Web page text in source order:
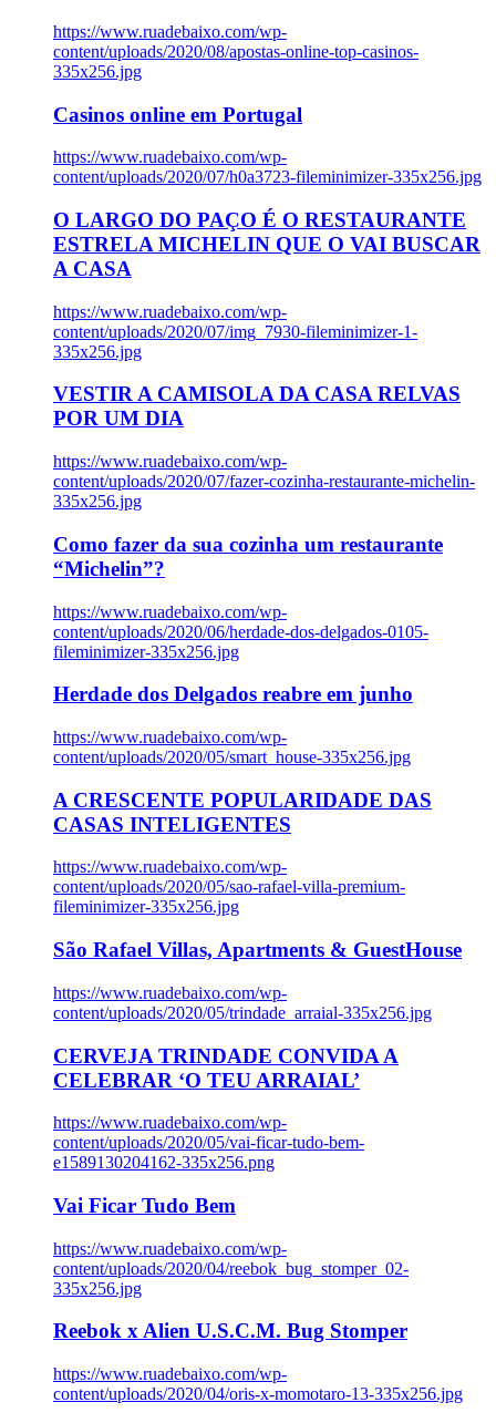
https://www.ruadebaixo.com/wp-
content/uploads/2020/08/apostas-online-top-casinos-
335x256.jpg
Casinos online em Portugal
https://www.ruadebaixo.com/wp-
content/uploads/2020/07/h0a3723-fileminimizer-335x256.jpg
O LARGO DO PAÇO É O RESTAURANTE
ESTRELA MICHELIN QUE O VAI BUSCAR
A CASA
https://www.ruadebaixo.com/wp-
content/uploads/2020/07/img_7930-fileminimizer-1-
335x256.jpg
VESTIR A CAMISOLA DA CASA RELVAS
POR UM DIA
https://www.ruadebaixo.com/wp-
content/uploads/2020/07/fazer-cozinha-restaurante-michelin-
335x256.jpg
Como fazer da sua cozinha um restaurante
“Michelin”?
https://www.ruadebaixo.com/wp-
content/uploads/2020/06/herdade-dos-delgados-0105-
fileminimizer-335x256.jpg
Herdade dos Delgados reabre em junho
https://www.ruadebaixo.com/wp-
content/uploads/2020/05/smart_house-335x256.jpg
A CRESCENTE POPULARIDADE DAS
CASAS INTELIGENTES
https://www.ruadebaixo.com/wp-
content/uploads/2020/05/sao-rafael-villa-premium-
fileminimizer-335x256.jpg
São Rafael Villas, Apartments & GuestHouse
https://www.ruadebaixo.com/wp-
content/uploads/2020/05/trindade_arraial-335x256.jpg
CERVEJA TRINDADE CONVIDA A
CELEBRAR ‘O TEU ARRAIAL’
https://www.ruadebaixo.com/wp-
content/uploads/2020/05/vai-ficar-tudo-bem-
e1589130204162-335x256.png
Vai Ficar Tudo Bem
https://www.ruadebaixo.com/wp-
content/uploads/2020/04/reebok_bug_stomper_02-
335x256.jpg
Reebok x Alien U.S.C.M. Bug Stomper
https://www.ruadebaixo.com/wp-
content/uploads/2020/04/oris-x-momotaro-13-335x256.jpg